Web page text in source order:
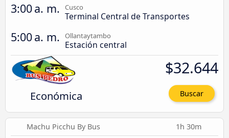
3:00 a. m. Cusco
Terminal Central de Transportes
5:00 a. m. Ollantaytambo
Estación central
Económica
$32.644
Buscar
Machu Picchu By Bus 1h 30m